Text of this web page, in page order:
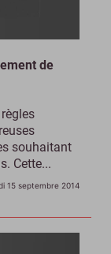
de
souhaitant
Cette...
15 septembre 2014